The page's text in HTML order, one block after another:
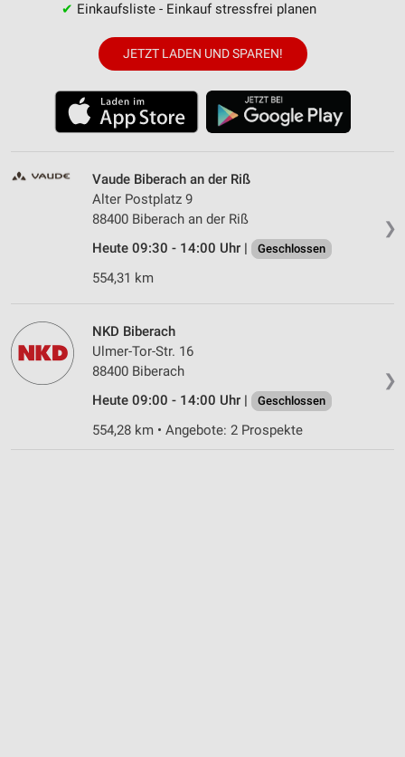
✔ Einkaufsliste - Einkauf stressfrei planen
JETZT LADEN UND SPAREN!
❯
Vaude Biberach an der Riß
Alter Postplatz 9
88400 Biberach an der Riß
Heute 09:30 - 14:00 Uhr |
Geschlossen
554,31 km
❯
NKD Biberach
Ulmer-Tor-Str. 16
88400 Biberach
Heute 09:00 - 14:00 Uhr |
Geschlossen
554,28 km • Angebote: 2 Prospekte